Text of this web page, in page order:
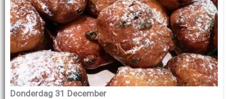
Donderdag 31 December